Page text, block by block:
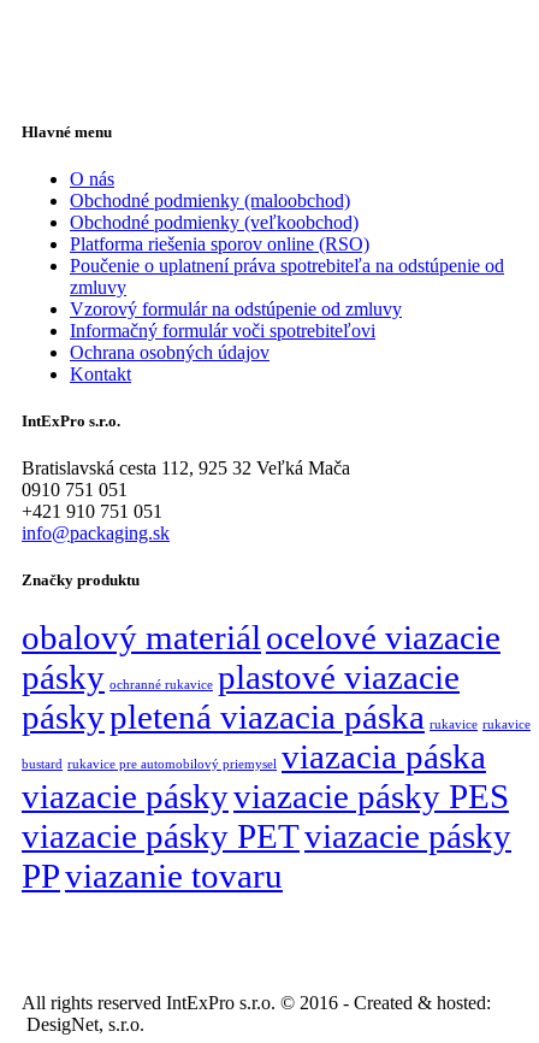
Hlavné menu
O nás
Obchodné podmienky (maloobchod)
Obchodné podmienky (veľkoobchod)
Platforma riešenia sporov online (RSO)
Poučenie o uplatnení práva spotrebiteľa na odstúpenie od
zmluvy
Vzorový formulár na odstúpenie od zmluvy
Informačný formulár voči spotrebiteľovi
Ochrana osobných údajov
Kontakt
IntExPro s.r.o.
Bratislavská cesta 112, 925 32 Veľká Mača
0910 751 051
+421 910 751 051
info@packaging.sk
Značky produktu
obalový materiál ocelové viazacie
pásky ochranné rukavice plastové viazacie
páskypletená viazacia páska rukavice rukavice
bustard rukavice pre automobilový priemysel viazacia páska
viazacie páskyviazacie pásky PES
viazacie pásky PETviazacie pásky
PPviazanie tovaru
All rights reserved IntExPro s.r.o. © 2016 - Created & hosted:
DesigNet, s.r.o.